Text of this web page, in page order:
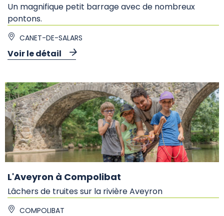
Un magnifique petit barrage avec de nombreux
pontons.
CANET-DE-SALARS
Voir le détail
L'Aveyron à Compolibat
Lâchers de truites sur la rivière Aveyron
COMPOLIBAT